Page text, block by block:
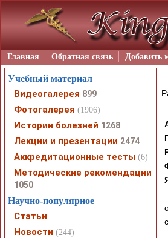
Главная Обратная связь Добавить
Учебный материал
Видеогалерея 899
Фотогалерея (1906)
Истории болезней 1268
Лекции и презентации 2474
Аккредитационные тесты (6)
Методические рекомендации
1050
Научно-популярное
Статьи
Новости (244)